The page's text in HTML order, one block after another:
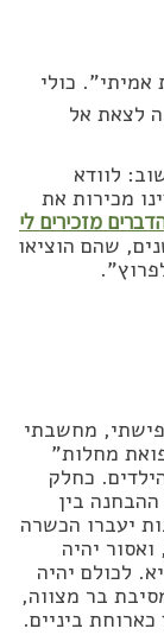
כולי
לצאת אל
לוודא
מכירות את
מזכירים לי
שהם הוציאו
מחשבתי
מחלות”
כחלק
בין
יעברו הכשרה
יהיה
לכולם יהיה
בר מצווה,
ביניים.